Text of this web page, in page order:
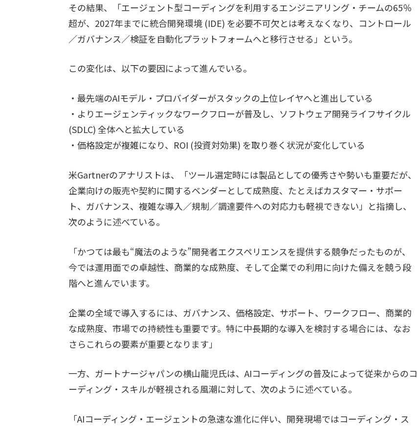
その結果、「エージェント型コーディングを利用するエンジニアリング・チームの65％
超が、2027年までに統合開発環境 (IDE) を必要不可欠とは考えなくなり、コントロール
／ガバナンス／検証を自動化プラットフォームへと移行させる」という。
この変化は、以下の要因によって進んでいる。
・最先端のAIモデル・プロバイダーがスタックの上位レイヤへと進出している
・よりエージェンティックなワークフローが普及し、ソフトウェア開発ライフサイクル
(SDLC) 全体へと拡大している
・価格設定が複雑になり、ROI (投資対効果) を取り巻く状況が変化している
米Gartnerのアナリストは、「ツール選定時には製品としての優秀さや勢いも重要だが、
企業向けの販売や契約に関するベンダーとして成熟度、たとえばカスタマー・サポー
ト、ガバナンス、複雑な導入／規制／調達要件への対応力も軽視できない」と指摘し、
次のように述べている。
「かつては最も“魔法のような”開発者エクスペリエンスを提供する競争だったものが、
今では運用面での卓越性、商業的な成熟度、そして企業での利用に向けた備えを競う段
階へと進んでいます。
企業の全域で導入するには、ガバナンス、価格設定、サポート、ワークフロー、商業的
な成熟度、市場での持続性も重要です。特に中長期的な導入を検討する場合には、なお
さらこれらの要素が重要となります」
一方、ガートナージャパンの横山龍児氏は、AIコーディングの普及によって従来からのコ
ーディング・スキルが軽視される風潮に対して、次のように述べている。
「AIコーディング・エージェントの急速な進化に伴い、開発現場ではコーディング・ス